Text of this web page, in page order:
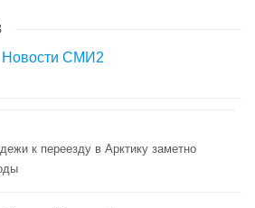
Новости СМИ2
к переезду в Арктику заметно